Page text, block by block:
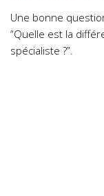
Une bonne
“Quelle est la
spécialiste ?”.